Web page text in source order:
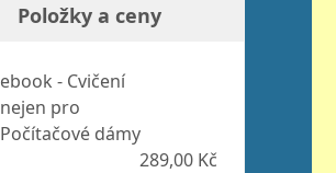
Položky a ceny
ebook - Cvičení
nejen pro
Počítačové dámy
289,00 Kč